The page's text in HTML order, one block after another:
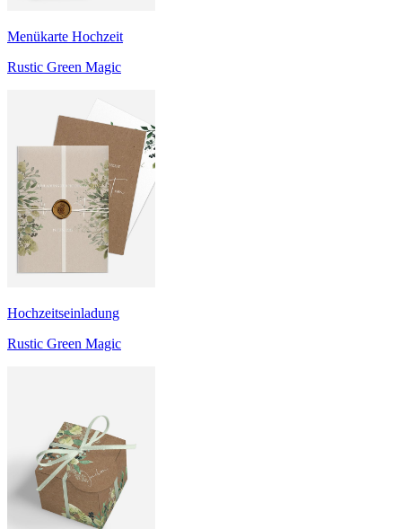
Menükarte Hochzeit
Rustic Green Magic
Hochzeitseinladung
Rustic Green Magic